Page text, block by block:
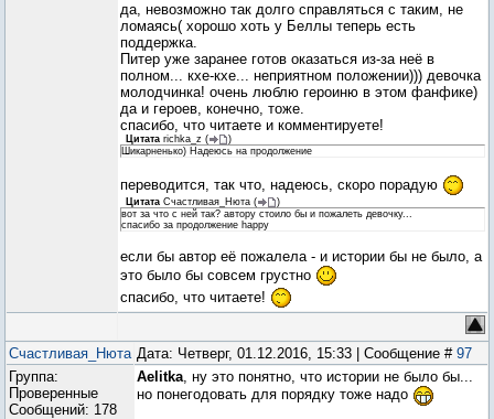
да, невозможно так долго справляться с таким, не
ломаясь( хорошо хоть у Беллы теперь есть
поддержка.
Питер уже заранее готов оказаться из-за неё в
полном... кхе-кхе... неприятном положении))) девочка
молодчинка! очень люблю героиню в этом фанфике)
да и героев, конечно, тоже.
спасибо, что читаете и комментируете!
Цитата richka_z (
)
Шикарненько) Надеюсь на продолжение
переводится, так что, надеюсь, скоро порадую
Цитата Счастливая_Нюта (
)
вот за что с ней так? автору стоило бы и пожалеть девочку...
спасибо за продолжение happy
если бы автор её пожалела - и истории бы не было, а
это было бы совсем грустно
спасибо, что читаете!
Счастливая_Нюта Дата: Четверг, 01.12.2016, 15:33 | Сообщение # 97
Группа:
Проверенные
Сообщений: 178
Aelitka, ну это понятно, что истории не было бы...
но понегодовать для порядку тоже надо